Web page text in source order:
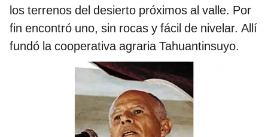
los terrenos del desierto próximos al valle. Por
fin encontró uno, sin rocas y fácil de nivelar. Allí
fundó la cooperativa agraria Tahuantinsuyo.